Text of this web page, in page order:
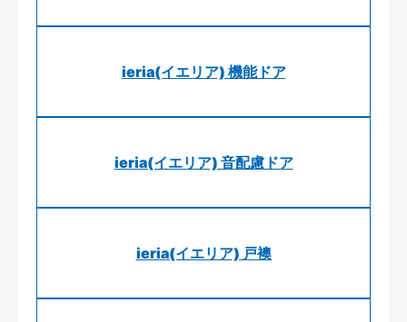
ieria(イエリア) 機能ドア
ieria(イエリア) 音配慮ドア
ieria(イエリア) 戸襖